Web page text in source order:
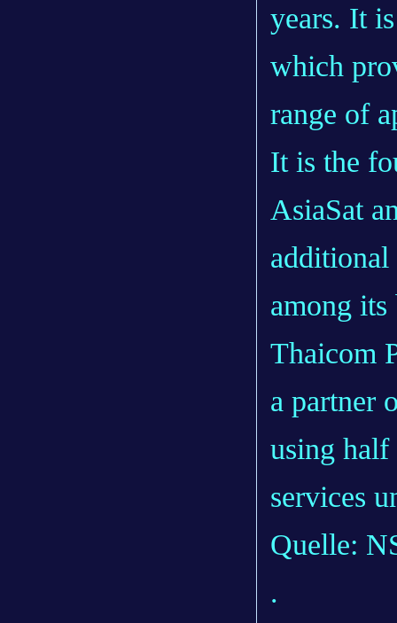
years. It
which
range of
It is the
AsiaSat
additional
among
Thaicom
a partner
using half
services
Quelle:
.